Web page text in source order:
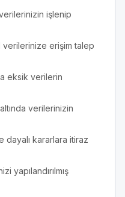
işlenip
verilerinize erişim talep
eksik verilerin
verilerinizin
dayalı kararlara itiraz
yapılandırılmış